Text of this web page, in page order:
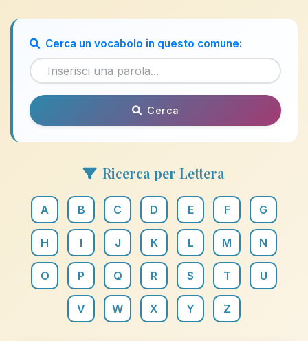
Cerca un vocabolo in questo comune:
Cerca
Ricerca per Lettera
A B C D E F G
H I J K L M N
O P Q R S T U
V W X Y Z